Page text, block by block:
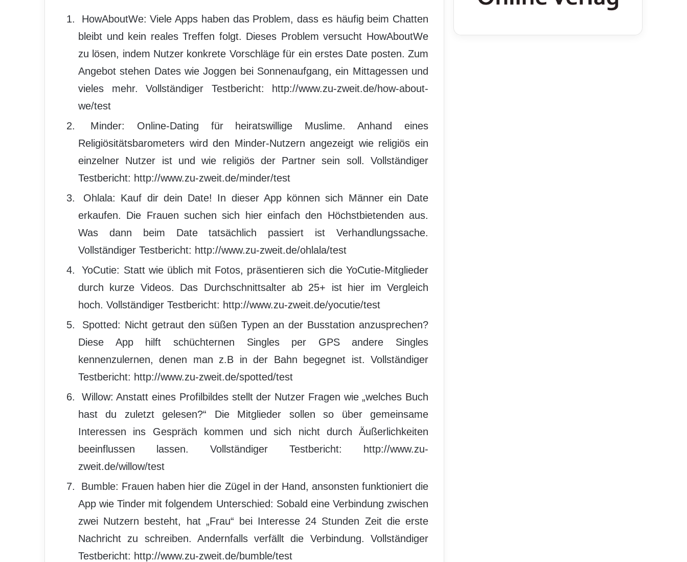
HowAboutWe: Viele Apps haben das Problem, dass es häufig beim Chatten
bleibt und kein reales Treffen folgt. Dieses Problem versucht HowAboutWe
zu lösen, indem Nutzer konkrete Vorschläge für ein erstes Date posten. Zum
Angebot stehen Dates wie Joggen bei Sonnenaufgang, ein Mittagessen und
vieles mehr. Vollständiger Testbericht: http://www.zu-zweit.de/how-about-
we/test
Minder: Online-Dating für heiratswillige Muslime. Anhand eines
Religiösitätsbarometers wird den Minder-Nutzern angezeigt wie religiös ein
einzelner Nutzer ist und wie religiös der Partner sein soll. Vollständiger
Testbericht: http://www.zu-zweit.de/minder/test
Ohlala: Kauf dir dein Date! In dieser App können sich Männer ein Date
erkaufen. Die Frauen suchen sich hier einfach den Höchstbietenden aus.
Was dann beim Date tatsächlich passiert ist Verhandlungssache.
Vollständiger Testbericht: http://www.zu-zweit.de/ohlala/test
YoCutie: Statt wie üblich mit Fotos, präsentieren sich die YoCutie-Mitglieder
durch kurze Videos. Das Durchschnittsalter ab 25+ ist hier im Vergleich
hoch. Vollständiger Testbericht: http://www.zu-zweit.de/yocutie/test
Spotted: Nicht getraut den süßen Typen an der Busstation anzusprechen?
Diese App hilft schüchternen Singles per GPS andere Singles
kennenzulernen, denen man z.B in der Bahn begegnet ist. Vollständiger
Testbericht: http://www.zu-zweit.de/spotted/test
Willow: Anstatt eines Profilbildes stellt der Nutzer Fragen wie „welches Buch
hast du zuletzt gelesen?“ Die Mitglieder sollen so über gemeinsame
Interessen ins Gespräch kommen und sich nicht durch Äußerlichkeiten
beeinflussen lassen. Vollständiger Testbericht: http://www.zu-
zweit.de/willow/test
Bumble: Frauen haben hier die Zügel in der Hand, ansonsten funktioniert die
App wie Tinder mit folgendem Unterschied: Sobald eine Verbindung zwischen
zwei Nutzern besteht, hat „Frau“ bei Interesse 24 Stunden Zeit die erste
Nachricht zu schreiben. Andernfalls verfällt die Verbindung. Vollständiger
Testbericht: http://www.zu-zweit.de/bumble/test